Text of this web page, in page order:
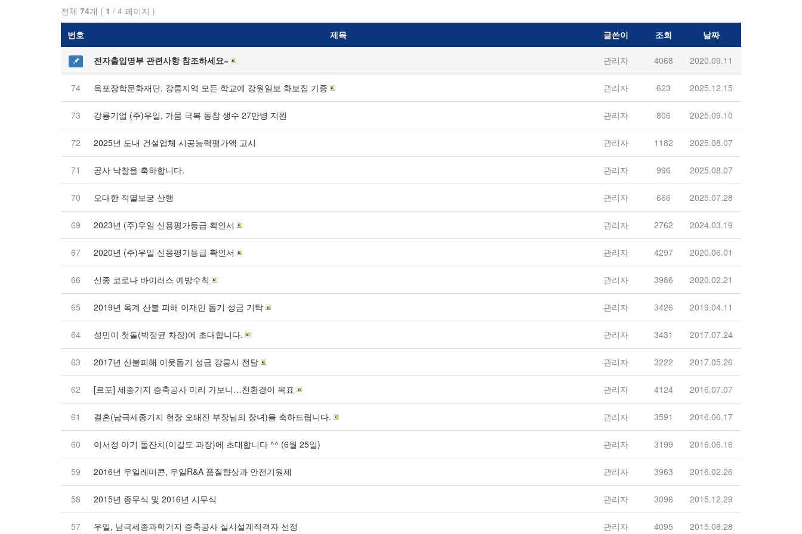
전체 74개 ( 1 / 4 페이지 )
번호
제목 글쓴이 조회 날짜
전자출입명부 관련사항 참조하세요~ 관리자 4068 2020.09.11
74 옥포장학문화재단, 강릉지역 모든 학교에 강원일보 화보집 기증 관리자 623 2025.12.15
73 강릉기업 (주)우일, 가뭄 극복 동참 생수 27만병 지원 관리자 806 2025.09.10
72 2025년 도내 건설업체 시공능력평가액 고시 관리자 1182 2025.08.07
71 공사 낙찰을 축하합니다. 관리자 996 2025.08.07
70 오대한 적멸보궁 산행 관리자 666 2025.07.28
69 2023년 (주)우일 신용평가등급 확인서 관리자 2762 2024.03.19
67 2020년 (주)우일 신용평가등급 확인서 관리자 4297 2020.06.01
66 신종 코로나 바이러스 예방수칙 관리자 3986 2020.02.21
65 2019년 옥계 산불 피해 이재민 돕기 성금 기탁 관리자 3426 2019.04.11
64 성민이 첫돌(박정균 차장)에 초대합니다. 관리자 3431 2017.07.24
63 2017년 산불피해 이웃돕기 성금 강릉시 전달 관리자 3222 2017.05.26
62 [르포] 세종기지 증축공사 미리 가보니…친환경이 목표 관리자 4124 2016.07.07
61 결혼(남극세종기지 현장 오태진 부장님의 장녀)을 축하드립니다. 관리자 3591 2016.06.17
60 이서정 아기 돌잔치(이길도 과장)에 초대합니다 ^^ (6월 25일) 관리자 3199 2016.06.16
59 2016년 우일레미콘, 우일R&A 품질향상과 안전기원제 관리자 3963 2016.02.26
58 2015년 종무식 및 2016년 시무식 관리자 3096 2015.12.29
57 우일, 남극세종과학기지 증축공사 실시설계적격자 선정 관리자 4095 2015.08.28